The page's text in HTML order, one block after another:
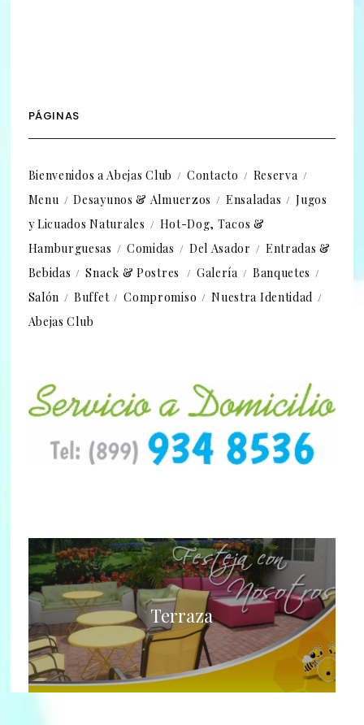
PÁGINAS
Bienvenidos a Abejas Club Contacto
Reserva
Menu
Desayunos & Almuerzos Ensaladas
Jugos
y Licuados Naturales
Hot-Dog, Tacos &
Hamburguesas
Comidas Del Asador
Entradas &
Bebidas
Snack & Postres Galería
Banquetes
Salón
Buffet Compromiso
Nuestra Identidad
Abejas Club
Terraza